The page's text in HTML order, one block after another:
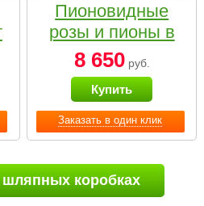
Заказать в один клик
Пионовидные
розы и пионы в
белой коробке
Small
8 650руб.
Купить
коробках